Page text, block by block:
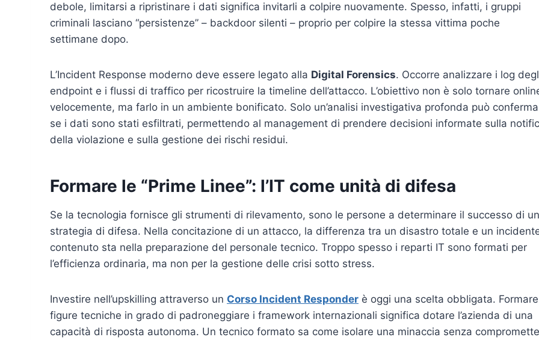
debole, limitarsi a ripristinare i dati significa invitarli a colpire nuovamente. Spesso, infatti, i gruppi
criminali lasciano “persistenze” – backdoor silenti – proprio per colpire la stessa vittima poche
settimane dopo.
L’Incident Response moderno deve essere legato alla Digital Forensics. Occorre analizzare i log
endpoint e i flussi di traffico per ricostruire la timeline dell’attacco. L’obiettivo non è solo tornare
velocemente, ma farlo in un ambiente bonificato. Solo un’analisi investigativa profonda può
se i dati sono stati esfiltrati, permettendo al management di prendere decisioni informate sulla
della violazione e sulla gestione dei rischi residui.
Formare le “Prime Linee”: l’IT come unità di difesa
Se la tecnologia fornisce gli strumenti di rilevamento, sono le persone a determinare il successo di
strategia di difesa. Nella concitazione di un attacco, la differenza tra un disastro totale e un
contenuto sta nella preparazione del personale tecnico. Troppo spesso i reparti IT sono formati per
l’efficienza ordinaria, ma non per la gestione delle crisi sotto stress.
Investire nell’upskilling attraverso un Corso Incident Responder è oggi una scelta obbligata. Formare
figure tecniche in grado di padroneggiare i framework internazionali significa dotare l’azienda di una
capacità di risposta autonoma. Un tecnico formato sa come isolare una minaccia senza